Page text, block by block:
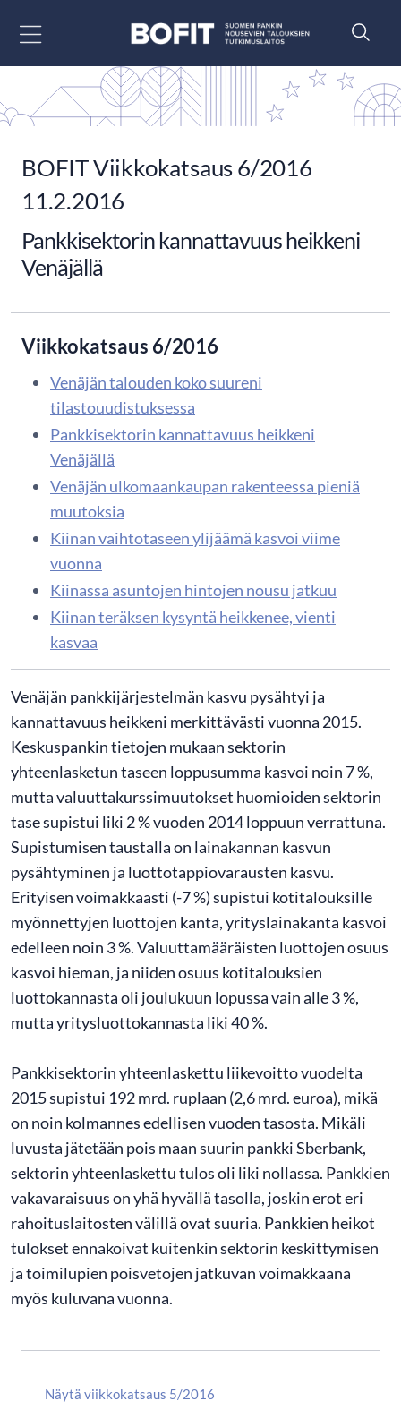
BOFIT Viikkokatsaus 6/2016
11.2.2016
Pankkisektorin kannattavuus heikkeni
Venäjällä
Viikkokatsaus 6/2016
Venäjän talouden koko suureni
tilastouudistuksessa
Pankkisektorin kannattavuus heikkeni
Venäjällä
Venäjän ulkomaankaupan rakenteessa pieniä
muutoksia
Kiinan vaihtotaseen ylijäämä kasvoi viime
vuonna
Kiinassa asuntojen hintojen nousu jatkuu
Kiinan teräksen kysyntä heikkenee, vienti
kasvaa
Venäjän pankkijärjestelmän kasvu pysähtyi ja
kannattavuus heikkeni merkittävästi vuonna 2015.
Keskuspankin tietojen mukaan sektorin
yhteenlasketun taseen loppusumma kasvoi noin 7 %,
mutta valuuttakurssimuutokset huomioiden sektorin
tase supistui liki 2 % vuoden 2014 loppuun verrattuna.
Supistumisen taustalla on lainakannan kasvun
pysähtyminen ja luottotappiovarausten kasvu.
Erityisen voimakkaasti (-7 %) supistui kotitalouksille
myönnettyjen luottojen kanta, yrityslainakanta kasvoi
edelleen noin 3 %. Valuuttamääräisten luottojen osuus
kasvoi hieman, ja niiden osuus kotitalouksien
luottokannasta oli joulukuun lopussa vain alle 3 %,
mutta yritysluottokannasta liki 40 %.
Pankkisektorin yhteenlaskettu liikevoitto vuodelta
2015 supistui 192 mrd. ruplaan (2,6 mrd. euroa), mikä
on noin kolmannes edellisen vuoden tasosta. Mikäli
luvusta jätetään pois maan suurin pankki Sberbank,
sektorin yhteenlaskettu tulos oli liki nollassa. Pankkien
vakavaraisuus on yhä hyvällä tasolla, joskin erot eri
rahoituslaitosten välillä ovat suuria. Pankkien heikot
tulokset ennakoivat kuitenkin sektorin keskittymisen
ja toimilupien poisvetojen jatkuvan voimakkaana
myös kuluvana vuonna.
Näytä viikkokatsaus 5/2016